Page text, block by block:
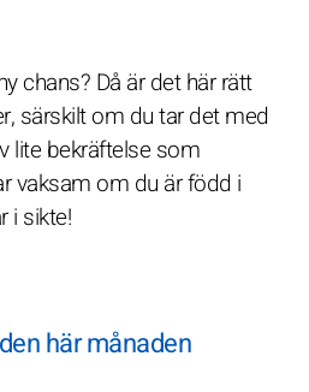
chans? Då är det här rätt
särskilt om du tar det med
lite bekräftelse som
vaksam om du är född i
i sikte!
här månaden